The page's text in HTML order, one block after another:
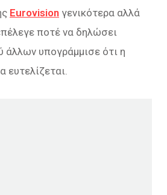
Eurovision γενικότερα αλλά
ποτέ να δηλώσει
άλλων υπογράμμισε ότι η
ευτελίζεται.